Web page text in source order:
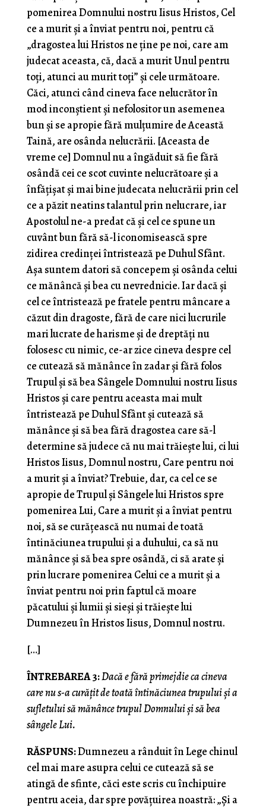
pomenirea Domnului nostru Iisus Hristos, Cel
ce a murit şi a înviat pentru noi, pentru că
„dragostea lui Hristos ne ţine pe noi, care am
judecat aceasta, că, dacă a murit Unul pentru
toţi, atunci au murit toţi” şi cele următoare.
Căci, atunci când cineva face nelucrător în
mod inconştient şi nefolositor un asemenea
bun şi se apropie fără mulţumire de Această
Taină, are osânda nelucrării. [Aceasta de
vreme ce] Domnul nu a îngăduit să fie fără
osândă cei ce scot cuvinte nelucrătoare şi a
înfăţişat şi mai bine judecata nelucrării prin cel
ce a păzit neatins talantul prin nelucrare, iar
Apostolul ne-a predat că şi cel ce spune un
cuvânt bun fără să-l iconomisească spre
zidirea credinţei întristează pe Duhul Sfânt.
Aşa suntem datori să concepem şi osânda celui
ce mănâncă şi bea cu nevrednicie. Iar dacă şi
cel ce întristează pe fratele pentru mâncare a
căzut din dragoste, fără de care nici lucrurile
mari lucrate de harisme şi de dreptăţi nu
folosesc cu nimic, ce-ar zice cineva despre cel
ce cutează să mănânce în zadar şi fără folos
Trupul şi să bea Sângele Domnului nostru Iisus
Hristos şi care pentru aceasta mai mult
întristează pe Duhul Sfânt şi cutează să
mănânce şi să bea fără dragostea care să-l
determine să judece că nu mai trăieşte lui, ci lui
Hristos Iisus, Domnul nostru, Care pentru noi
a murit şi a înviat? Trebuie, dar, ca cel ce se
apropie de Trupul şi Sângele lui Hristos spre
pomenirea Lui, Care a murit şi a înviat pentru
noi, să se curăţească nu numai de toată
întinăciunea trupului şi a duhului, ca să nu
mănânce şi să bea spre osândă, ci să arate şi
prin lucrare pomenirea Celui ce a murit şi a
înviat pentru noi prin faptul că moare
păcatului şi lumii şi sieşi şi trăieşte lui
Dumnezeu în Hristos Iisus, Domnul nostru.
[…]
ÎNTREBAREA 3:Dacă e fără primejdie ca cineva
care nu s-a curăţit de toată întinăciunea trupului şi a
sufletului să mănânce trupul Domnului şi să bea
sângele Lui.
RĂSPUNS:Dumnezeu a rânduit în Lege chinul
cel mai mare asupra celui ce cutează să se
atingă de sfinte, căci este scris cu închipuire
pentru aceia, dar spre povăţuirea noastră: „Şi a